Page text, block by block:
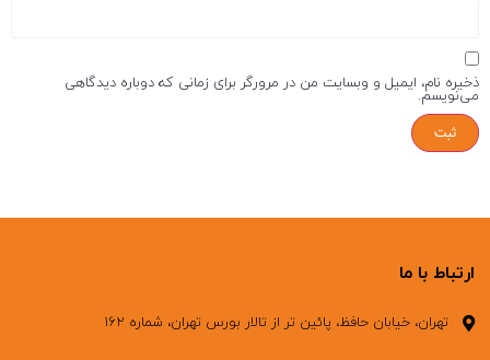
ذخیره نام، ایمیل و وبسایت من در مرورگر برای زمانی که دوباره دیدگاهی
می‌نویسم.
ارتباط با ما
تهران، خیابان حافظ، پائین تر از تالار بورس تهران، شماره ۱۶۲